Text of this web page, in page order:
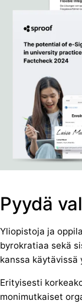
Pyydä
Yliopistoja ja
byrokratiaa sekä
kanssa käytävissä
Erityisesti
monimutkaiset